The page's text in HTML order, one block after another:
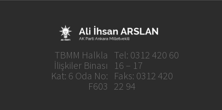
Tel: 0312 420 60
16 – 17
Faks: 0312 420
22 94
TBMM Halkla
İlişkiler Binası
Kat: 6 Oda No:
F603